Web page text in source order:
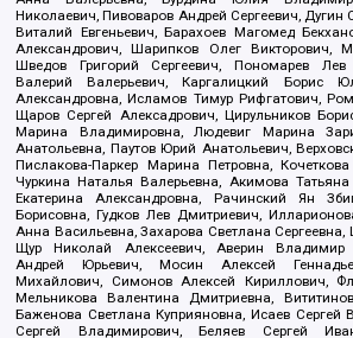
Николаевич, Пивоваров Андрей Сергеевич, Дугин
Виталий Евгеньевич, Барахоев Магомед
Александрович, Шарипков Олег Викторович,
Шведов Григорий Сергеевич, Пономарев Лев
Валерий Валерьевич, Каргалицкий Борис
Александровна, Исламов Тимур Рифгатович,
Щаров Сергей Алексадрович, Цирульников
Марина Владимировна, Людевиг Марина
Анатольевна, Паутов Юрий Анатольевич,
Пислакова-Паркер Марина Петровна,
Чуркина Наталья Валерьевна, Акимова
Екатерина Александровна, Рачинский Ян
Борисовна, Гудков Лев Дмитриевич,
Анна Васильевна, Захарова Светлана
Щур Николай Алексеевич, Аверин Владимир
Андрей Юрьевич, Мосин Алексей
Михайлович, Симонов Алексей Кириллович,
Мельникова Валентина Дмитриевна,
Баженова Светлана Куприяновна, Исаев
Сергей Владимирович, Беляев Сергей